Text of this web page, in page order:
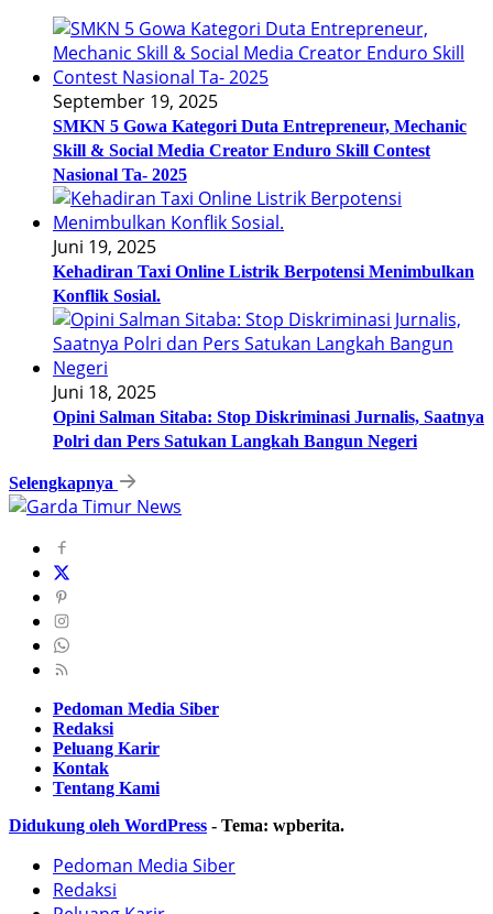
September 19, 2025
SMKN 5 Gowa Kategori Duta Entrepreneur, Mechanic
Skill & Social Media Creator Enduro Skill Contest
Nasional Ta- 2025
Juni 19, 2025
Kehadiran Taxi Online Listrik Berpotensi Menimbulkan
Konflik Sosial.
Juni 18, 2025
Opini Salman Sitaba: Stop Diskriminasi Jurnalis, Saatnya
Polri dan Pers Satukan Langkah Bangun Negeri
Selengkapnya
Pedoman Media Siber
Redaksi
Peluang Karir
Kontak
Tentang Kami
Didukung oleh WordPress - Tema: wpberita.
Pedoman Media Siber
Redaksi